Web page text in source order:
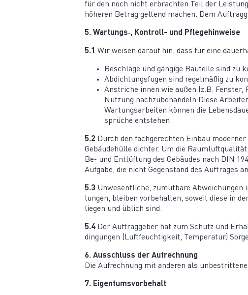
für den noch nicht erbrachten Teil der
höheren Betrag geltend machen. Dem
5. Wartungs‑, Kontroll- und Pflegehinweise
5.1 Wir weisen darauf hin, dass für eine
Beschläge und gängige Bauteile sind zu
Abdich­tungs­fugen sind regel­mäßig zu
Anstriche innen wie außen (z.B.
Nutzung nachzu­be­handeln Diese
Wartungs­ar­beiten können die
sprüche entstehen.
5.2 Durch den fachge­rechten Einbau
Gebäu­de­hülle dichter. Um die
Be- und Entlüftung des Gebäudes nach DIN
Aufgabe, die nicht Gegen­stand des Auftrages
5.3 Unwesent­liche, zumutbare
lungen, bleiben vorbe­halten, soweit diese in
liegen und üblich sind.
5.4 Der Auftrag­geber hat zum Schutz und
din­gungen (Luftfeuch­tigkeit, Tempe­ratur)
6. Ausschluss der Aufrechnung
Die Aufrechnung mit anderen als
7. Eigen­tums­vor­behalt